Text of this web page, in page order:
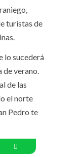
turistas de
lo sucederá
de verano.
de las
el norte
Pedro te